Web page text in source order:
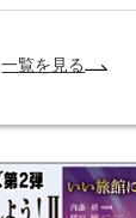
一覧を見る